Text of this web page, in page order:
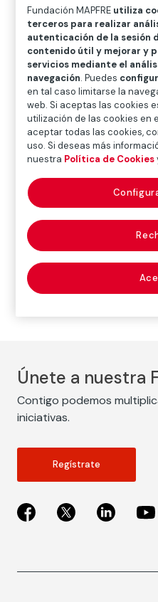
O
P Q R
V
W X Y
póliza
(credit
Documento, intervenido
que se instrumenta el
(véase).
Únete a nuestra
Contigo podemos
iniciativas.
Regístrate
Fundación MAPFRE utiliza
terceros para realizar
autenticación de la sesión
contenido útil y mejorar y
servicios mediante el
navegación. Puedes
en tal caso limitarse la
web. Si aceptas las cookies
utilización de las cookies en
aceptar todas las cookies,
uso. Si deseas más
nuestra Política de Cookies